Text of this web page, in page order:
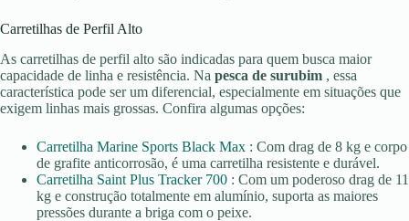
Carretilhas de Perfil Alto
As carretilhas de perfil alto são indicadas para quem busca maior
capacidade de linha e resistência. Na pesca de surubim , essa
característica pode ser um diferencial, especialmente em situações que
exigem linhas mais grossas. Confira algumas opções:
Carretilha Marine Sports Black Max : Com drag de 8 kg e corpo
de grafite anticorrosão, é uma carretilha resistente e durável.
Carretilha Saint Plus Tracker 700 : Com um poderoso drag de 11
kg e construção totalmente em alumínio, suporta as maiores
pressões durante a briga com o peixe.